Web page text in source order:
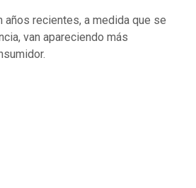
años recientes, a medida que se
van apareciendo más